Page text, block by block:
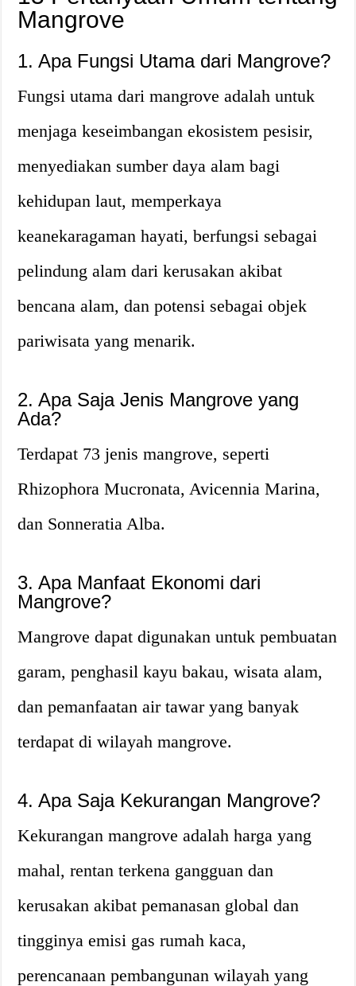
Mangrove
1. Apa Fungsi Utama dari Mangrove?
Fungsi utama dari mangrove adalah untuk
menjaga keseimbangan ekosistem pesisir,
menyediakan sumber daya alam bagi
kehidupan laut, memperkaya
keanekaragaman hayati, berfungsi sebagai
pelindung alam dari kerusakan akibat
bencana alam, dan potensi sebagai objek
pariwisata yang menarik.
2. Apa Saja Jenis Mangrove yang
Ada?
Terdapat 73 jenis mangrove, seperti
Rhizophora Mucronata, Avicennia Marina,
dan Sonneratia Alba.
3. Apa Manfaat Ekonomi dari
Mangrove?
Mangrove dapat digunakan untuk pembuatan
garam, penghasil kayu bakau, wisata alam,
dan pemanfaatan air tawar yang banyak
terdapat di wilayah mangrove.
4. Apa Saja Kekurangan Mangrove?
Kekurangan mangrove adalah harga yang
mahal, rentan terkena gangguan dan
kerusakan akibat pemanasan global dan
tingginya emisi gas rumah kaca,
perencanaan pembangunan wilayah yang